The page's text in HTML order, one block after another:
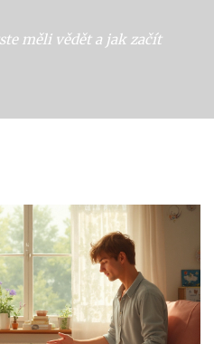
měli vědět a jak začít